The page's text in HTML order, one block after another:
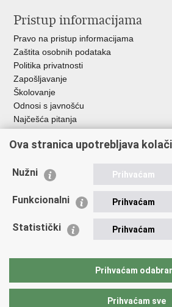
Pristup informacijama
Pravo na pristup informacijama
Zaštita osobnih podataka
Politika privatnosti
Zapošljavanje
Školovanje
Odnosi s javnošću
Najčešća pitanja
Važne poveznice
EMN Nacionalna kontaktna točka za
Policijska akademija
Zaklada policijske solidarnosti
Sindikati
Ova stranica upotrebljava
Nužni Prihvaćam
Funkcionalni Prihvaćam
Statistički Prihvaćam
Prihvaćam
Prihvaćam sve